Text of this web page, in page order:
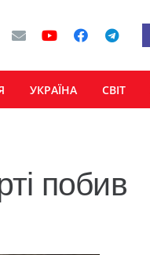
УКРАЇНА СВІТ
побив